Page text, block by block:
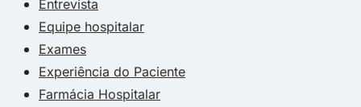
Entrevista
Equipe hospitalar
Exames
Experiência do Paciente
Farmácia Hospitalar